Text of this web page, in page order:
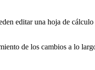
editar una hoja de
de los cambios a lo